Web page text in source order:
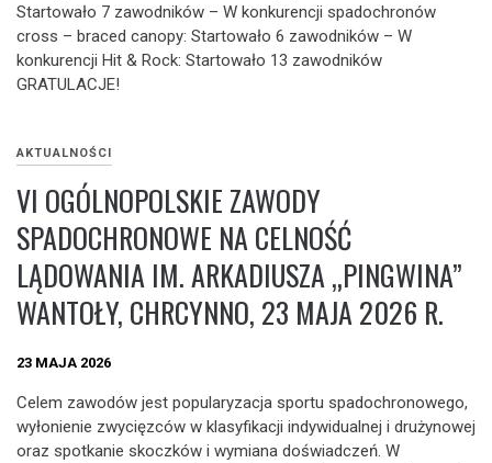
Startowało 7 zawodników – W konkurencji spadochronów
cross – braced canopy: Startowało 6 zawodników – W
konkurencji Hit & Rock: Startowało 13 zawodników
GRATULACJE!
AKTUALNOŚCI
VI OGÓLNOPOLSKIE ZAWODY
SPADOCHRONOWE NA CELNOŚĆ
LĄDOWANIA IM. ARKADIUSZA „PINGWINA”
WANTOŁY, CHRCYNNO, 23 MAJA 2026 R.
23 MAJA 2026
Celem zawodów jest popularyzacja sportu spadochronowego,
wyłonienie zwycięzców w klasyfikacji indywidualnej i drużynowej
oraz spotkanie skoczków i wymiana doświadczeń. W